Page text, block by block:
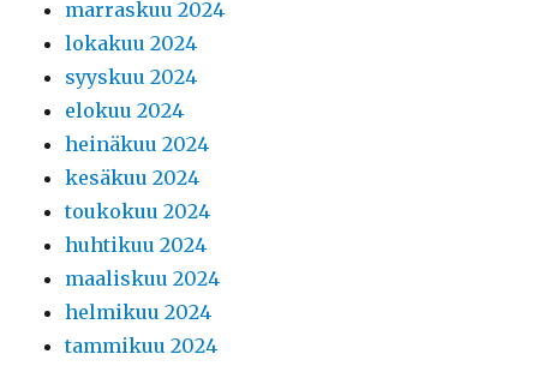
marraskuu 2024
lokakuu 2024
syyskuu 2024
elokuu 2024
heinäkuu 2024
kesäkuu 2024
toukokuu 2024
huhtikuu 2024
maaliskuu 2024
helmikuu 2024
tammikuu 2024